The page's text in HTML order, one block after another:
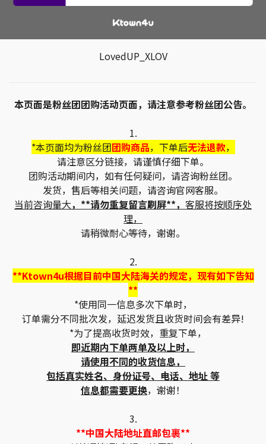
LovedUP_XLOV
本页面是粉丝团团购活动页面，请注意参考粉丝团公告。
1.
*本页面均为粉丝团团购商品，下单后无法退款，
请注意区分链接，请谨慎仔细下单。
团购活动期间内，如有任何疑问，请咨询粉丝团。
发货，售后等相关问题，请咨询官网客服。
当前咨询量大，**请勿重复留言刷屏**， 客服将按顺序处
理，
请稍微耐心等待，谢谢。
2.
**Ktown4u根据目前中国大陆海关的规定，现有如下告知
**
*使用同一信息多次下单时，
订单需分不同批次发，延迟发货且收货时间会有差异!
*为了提高收货时效，重复下单，
即近期内下单两单及以上时，
请使用不同的收货信息，
包括真实姓名、身份证号、电话、地址 等
信息都需要更换，谢谢！
3.
**中国大陆地址直邮包裹**